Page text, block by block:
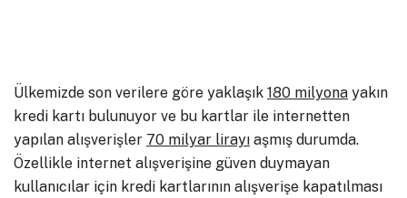
Ülkemizde son verilere göre yaklaşık 180 milyona yakın
kredi kartı bulunuyor ve bu kartlar ile internetten
yapılan alışverişler 70 milyar lirayı aşmış durumda.
Özellikle internet alışverişine güven duymayan
kullanıcılar için kredi kartlarının alışverişe kapatılması